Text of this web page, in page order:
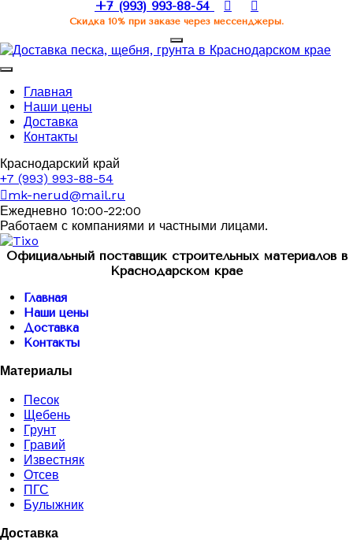
+7 (993) 993-88-54
Скидка 10% при заказе через мессенджеры.
Главная
Наши цены
Доставка
Контакты
Краснодарский край
+7 (993) 993-88-54
mk-nerud@mail.ru
Ежедневно 10:00-22:00
Работаем с компаниями и частными лицами.
Официальный поставщик строительных материалов в
Краснодарском крае
Главная
Наши цены
Доставка
Контакты
Материалы
Песок
Щебень
Грунт
Гравий
Известняк
Отсев
ПГС
Булыжник
Доставка